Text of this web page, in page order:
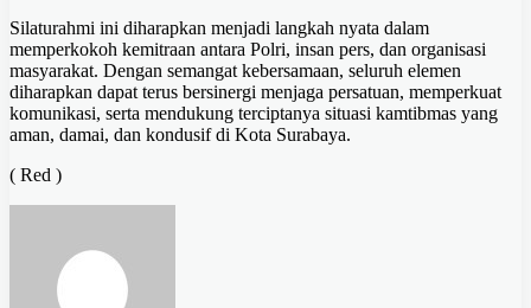
Silaturahmi ini diharapkan menjadi langkah nyata dalam
memperkokoh kemitraan antara Polri, insan pers, dan organisasi
masyarakat. Dengan semangat kebersamaan, seluruh elemen
diharapkan dapat terus bersinergi menjaga persatuan, memperkuat
komunikasi, serta mendukung terciptanya situasi kamtibmas yang
aman, damai, dan kondusif di Kota Surabaya.
( Red )